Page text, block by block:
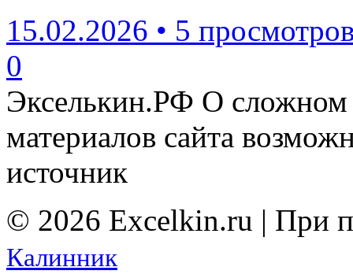
15.02.2026 • 5
0
Экселькин.РФ О сложном
материалов сайта
источник
© 2026 Excelkin.ru | При
Калинник